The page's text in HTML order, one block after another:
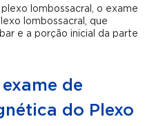
lombossacral, o exame
lombossacral, que
e a porção inicial da parte
de
do Plexo